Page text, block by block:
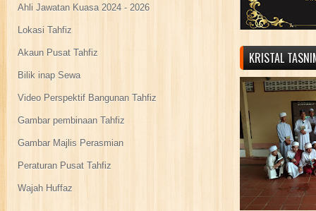
Ahli Jawatan Kuasa 2024 - 2026
Lokasi Tahfiz
Akaun Pusat Tahfiz
Bilik inap Sewa
Video Perspektif Bangunan Tahfiz
Gambar pembinaan Tahfiz
Gambar Majlis Perasmian
Peraturan Pusat Tahfiz
Wajah Huffaz
KRISTAL